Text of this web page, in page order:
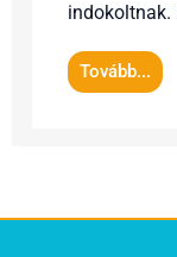
indokoltnak.
Tovább...